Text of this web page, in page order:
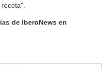
de IberoNews en